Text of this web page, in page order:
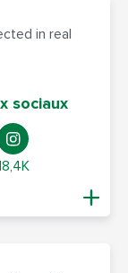
in real
sociaux